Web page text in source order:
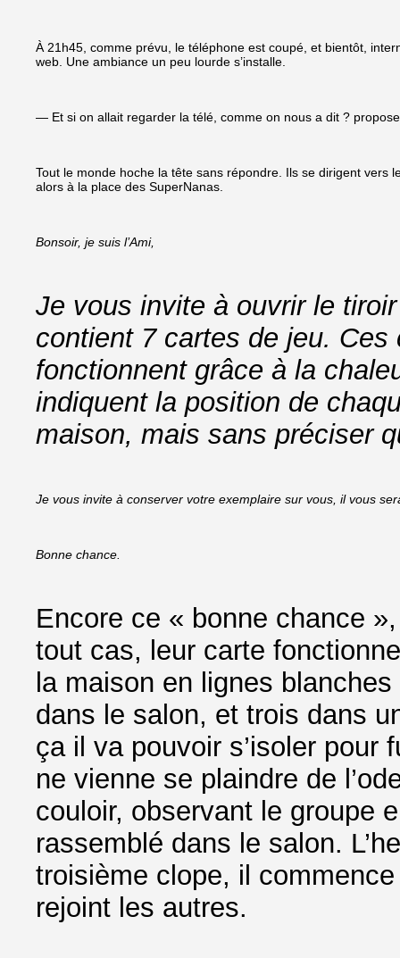
À 21h45, comme prévu, le téléphone est coupé, et bientôt,
web. Une ambiance un peu lourde s’installe.
— Et si on allait regarder la télé, comme on nous a dit ?
Tout le monde hoche la tête sans répondre. Ils se dirigent vers
alors à la place des SuperNanas.
Bonsoir, je suis l’Ami,
Je vous invite à ouvrir le
contient 7 cartes de jeu.
fonctionnent grâce à la
indiquent la position de
maison, mais sans préciser
Je vous invite à conserver votre exemplaire sur vous, il vous
Bonne chance.
Encore ce « bonne chance
tout cas, leur carte
la maison en lignes
dans le salon, et trois dans
ça il va pouvoir s’isoler pour
ne vienne se plaindre de
couloir, observant le groupe
rassemblé dans le salon.
troisième clope, il
rejoint les autres.